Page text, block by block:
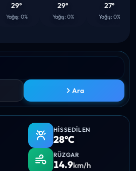
29°
Yağış: 0%
29°
Yağış: 0%
27°
Yağış: 0%
Ara
HISSEDILEN
28°C
RÜZGAR
14.9km/h